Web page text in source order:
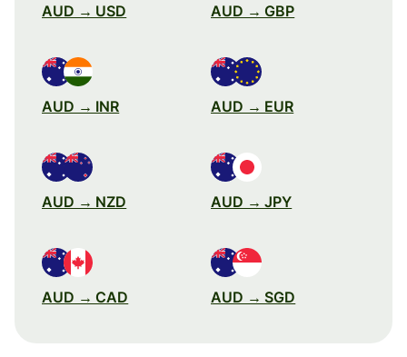
AUD → USD AUD → GBP
AUD → INR AUD → EUR
AUD → NZD AUD → JPY
AUD → CAD AUD → SGD